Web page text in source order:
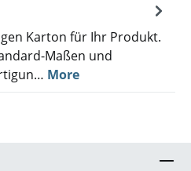
Karton für Ihr Produkt.
Maßen und
More